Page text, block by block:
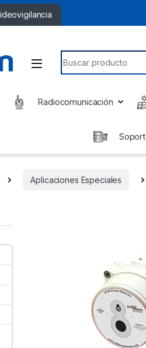
Search for:
Radiocomunicación
Aplicaciones Especiales